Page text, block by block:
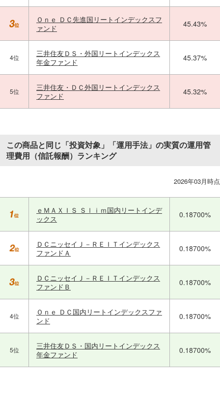
Ｏｎｅ ＤＣ先進国リートインデックスフ
ァンド
45.43%
4位
三井住友ＤＳ・外国リートインデックス
年金ファンド
45.37%
5位
三井住友・ＤＣ外国リートインデックス
ファンド
45.32%
この商品と同じ「投資対象」「運用手法」の実質の運用管
理費用（信託報酬）ランキング
2026年03月時点
ｅＭＡＸＩＳ Ｓｌｉｍ国内リートインデ
ックス
0.18700%
ＤＣニッセイＪ－ＲＥＩＴインデックス
ファンドＡ
0.18700%
ＤＣニッセイＪ－ＲＥＩＴインデックス
ファンドＢ
0.18700%
4位
Ｏｎｅ ＤＣ国内リートインデックスファ
ンド
0.18700%
5位
三井住友ＤＳ・国内リートインデックス
年金ファンド
0.18700%